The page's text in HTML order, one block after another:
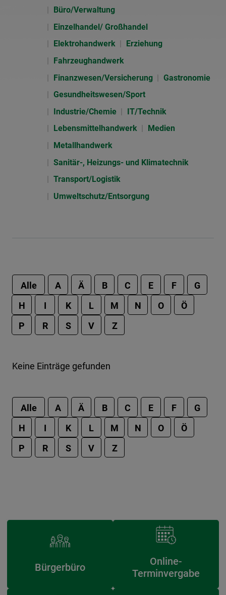
Büro/Verwaltung
Einzelhandel/ Großhandel
Elektrohandwerk
Erziehung
Fahrzeughandwerk
Finanzwesen/Versicherung
Gastronomie
Gesundheitswesen/Sport
Industrie/Chemie
IT/Technik
Lebensmittelhandwerk
Medien
Metallhandwerk
Sanitär-, Heizungs- und Klimatechnik
Transport/Logistik
Umweltschutz/Entsorgung
Alle A Ä B C E F
G
H
I K L M N O
Ö
P
R S V Z
Keine Einträge gefunden
Alle A Ä B C E F
G
H
I K L M N O
Ö
P
R S V Z
Bürgerbüro
Online-
Terminvergabe